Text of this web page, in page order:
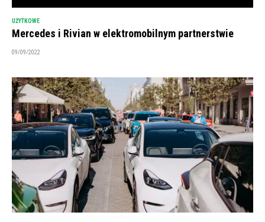
UŻYTKOWE
Mercedes i Rivian w elektromobilnym partnerstwie
09/09/2022